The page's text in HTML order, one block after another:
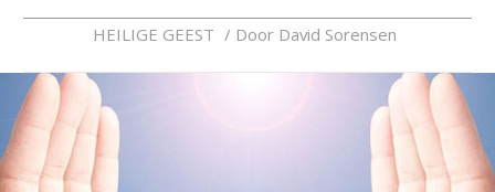
HEILIGE GEEST / Door David Sorensen